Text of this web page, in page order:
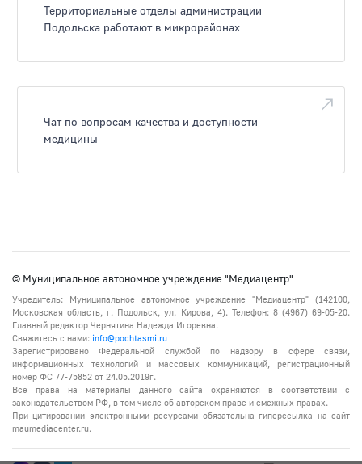
Территориальные отделы администрации
Подольска работают в микрорайонах
Чат по вопросам качества и доступности
медицины
© Муниципальное автономное учреждение "Медиацентр"
Учредитель: Муниципальное автономное учреждение "Медиацентр" (142100,
Московская область, г. Подольск, ул. Кирова, 4). Телефон: 8 (4967) 69-05-20.
Главный редактор Чернятина Надежда Игоревна.
Свяжитесь с нами: info@pochtasmi.ru
Зарегистрировано Федеральной службой по надзору в сфере связи,
информационных технологий и массовых коммуникаций, регистрационный
номер ФС 77-75852 от 24.05.2019г.
Все права на материалы данного сайта охраняются в соответствии с
законодательством РФ, в том числе об авторском праве и смежных правах.
При цитировании электронными ресурсами обязательна гиперссылка на сайт
maumediacenter.ru.